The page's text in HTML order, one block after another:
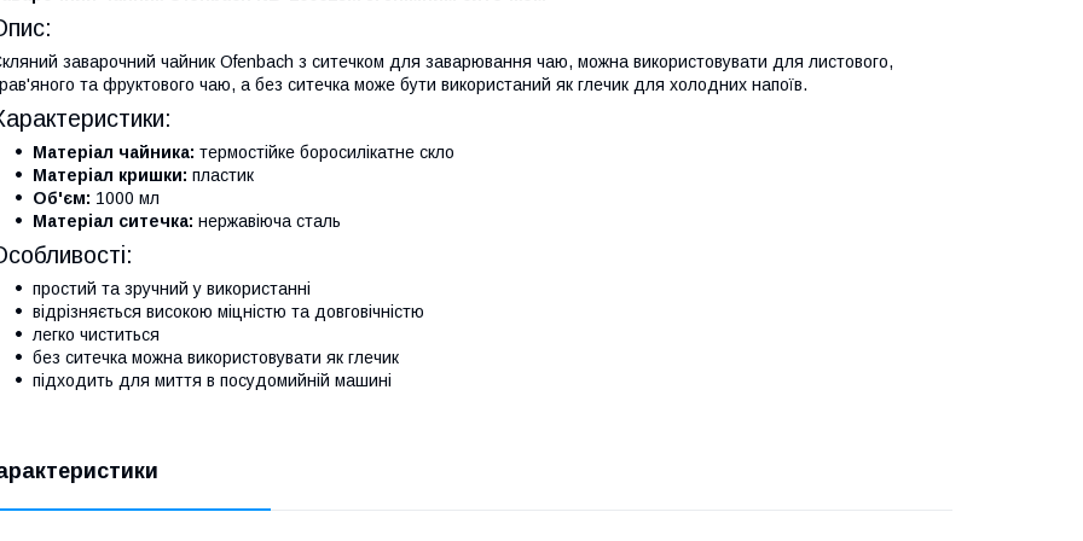
заварочний чайник Ofenbach з ситечком для заварювання чаю, можна використовувати для листового,
та фруктового чаю, а без ситечка може бути використаний як глечик для холодних напоїв.
Матеріал чайника: термостійке боросилікатне скло
Матеріал кришки: пластик
Об'єм: 1000 мл
Матеріал ситечка: нержавіюча сталь
простий та зручний у використанні
відрізняється високою міцністю та довговічністю
легко чиститься
без ситечка можна використовувати як глечик
підходить для миття в посудомийній машині